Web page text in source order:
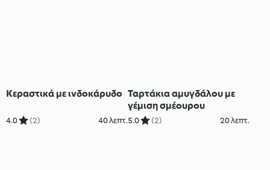
Κεραστικά με ινδοκάρυδο
4.0 (2) 40 λεπτ.
Ταρτάκια αμυγδάλου με
γέμιση σμέουρου
5.0 (2) 20 λεπτ.